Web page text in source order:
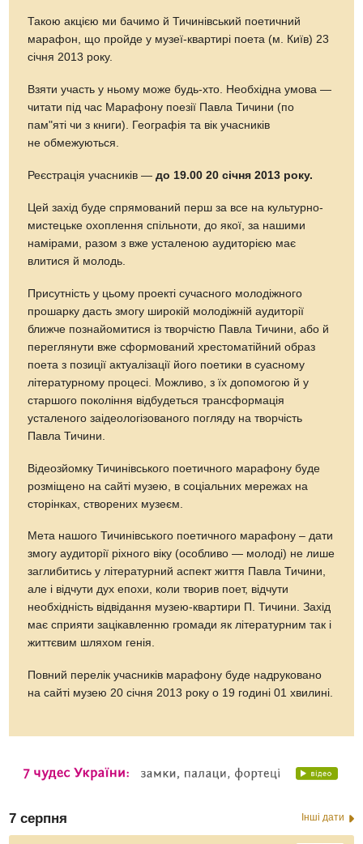
Такою акцією ми бачимо й Тичинівський поетичний
марафон, що пройде у музеї-квартирі поета (м. Київ) 23
січня 2013 року.
Взяти участь у ньому може будь-хто. Необхідна умова —
читати під час Марафону поезії Павла Тичини (по
пам"яті чи з книги). Географія та вік учасників
не обмежуються.
Реєстрація учасників —до 19.00 20 січня 2013 року.
Цей захід буде спрямований перш за все на культурно-
мистецьке охоплення спільноти, до якої, за нашими
намірами, разом з вже усталеною аудиторією має
влитися й молодь.
Присутність у цьому проекті сучасного молодіжного
прошарку дасть змогу широкій молодіжній аудиторії
ближче познайомитися із творчістю Павла Тичини, або й
переглянути вже сформований хрестоматійний образ
поета з позиції актуалізації його поетики в суасному
літературному процесі. Можливо, з їх допомогою й у
старшого покоління відбудеться трансформація
усталеного заідеологізованого погляду на творчість
Павла Тичини.
Відеозйомку Тичинівського поетичного марафону буде
розміщено на сайті музею, в соціальних мережах на
сторінках, створених музеєм.
Мета нашого Тичинівського поетичного марафону – дати
змогу аудиторії ріхного віку (особливо — молоді) не лише
заглибитись у літературний аспект життя Павла Тичини,
але і відчути дух епохи, коли творив поет, відчути
необхідність відвідання музею-квартири П. Тичини. Захід
має сприяти зацікавленню громади як літературним так і
життєвим шляхом генія.
Повний перелік учасників марафону буде надруковано
на сайті музею 20 січня 2013 року о 19 годині 01 хвилині.
7 серпня Інші дати